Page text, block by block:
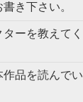
き下さい。
ーを教えてく
作品を読んでい